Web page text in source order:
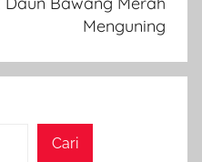
Menguning
Cari